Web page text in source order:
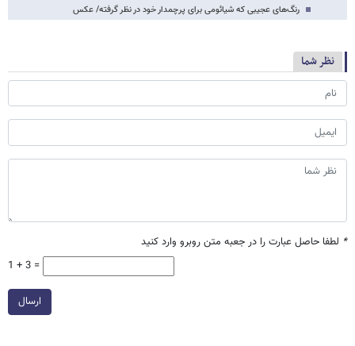
رنگ‌های عجیبی که شیائومی برای پرچمدار خود در نظر گرفته/ عکس
نظر شما
* لطفا حاصل عبارت را در جعبه متن روبرو وارد کنید
1 + 3 =
ارسال